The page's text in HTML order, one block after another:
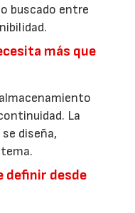
buscado entre
más que
La
diseña,
definir desde